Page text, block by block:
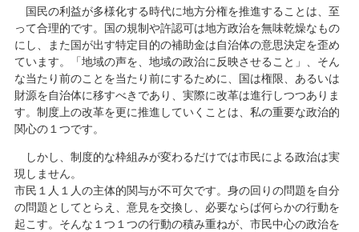
国民の利益が多様化する時代に地方分権を推進することは、至
って合理的です。国の規制や許認可は地方政治を無味乾燥なもの
にし、また国が出す特定目的の補助金は自治体の意思決定を歪め
ています。「地域の声を、地域の政治に反映させること」、そん
な当たり前のことを当たり前にするために、国は権限、あるいは
財源を自治体に移すべきであり、実際に改革は進行しつつありま
す。制度上の改革を更に推進していくことは、私の重要な政治的
関心の１つです。
しかし、制度的な枠組みが変わるだけでは市民による政治は実
現しません。
市民１人１人の主体的関与が不可欠です。身の回りの問題を自分
の問題としてとらえ、意見を交換し、必要ならば何らかの行動を
起こす。そんな１つ１つの行動の積み重ねが、市民中心の政治を